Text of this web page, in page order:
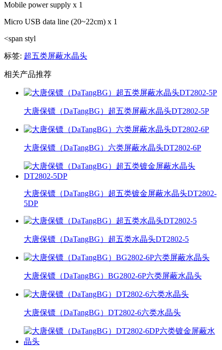
Mobile power supply x 1
Micro USB data line (20~22cm) x 1
<span styl
标签: 超五类屏蔽水晶头
相关产品推荐
大唐保镖（DaTangBG）超五类屏蔽水晶头DT2802-5P
大唐保镖（DaTangBG）六类屏蔽水晶头DT2802-6P
大唐保镖（DaTangBG）超五类镀金屏蔽水晶头DT2802-
5DP
大唐保镖（DaTangBG）超五类水晶头DT2802-5
大唐保镖（DaTangBG）BG2802-6P六类屏蔽水晶头
大唐保镖（DaTangBG）DT2802-6六类水晶头